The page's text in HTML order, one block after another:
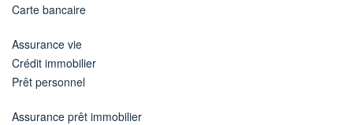
Carte bancaire
Assurance vie
Crédit immobilier
Prêt personnel
Assurance prêt immobilier